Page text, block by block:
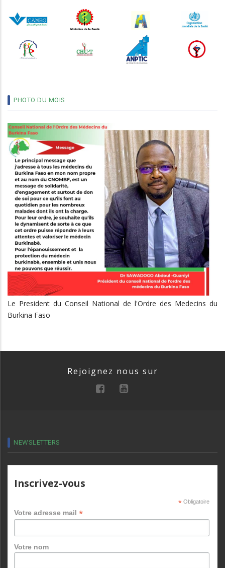
PHOTO DU MOIS
Le President du Conseil National de l'Ordre des Medecins du
Burkina Faso
Rejoignez nous sur
NEWSLETTERS
Inscrivez-vous
*Obligatoire
Votre adresse mail *
Votre nom